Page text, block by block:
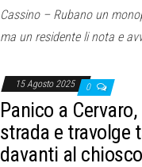
Cassino – Rubano un
ma un residente li nota e
15 Agosto 2025 0
Panico a
strada e travolge
davanti al